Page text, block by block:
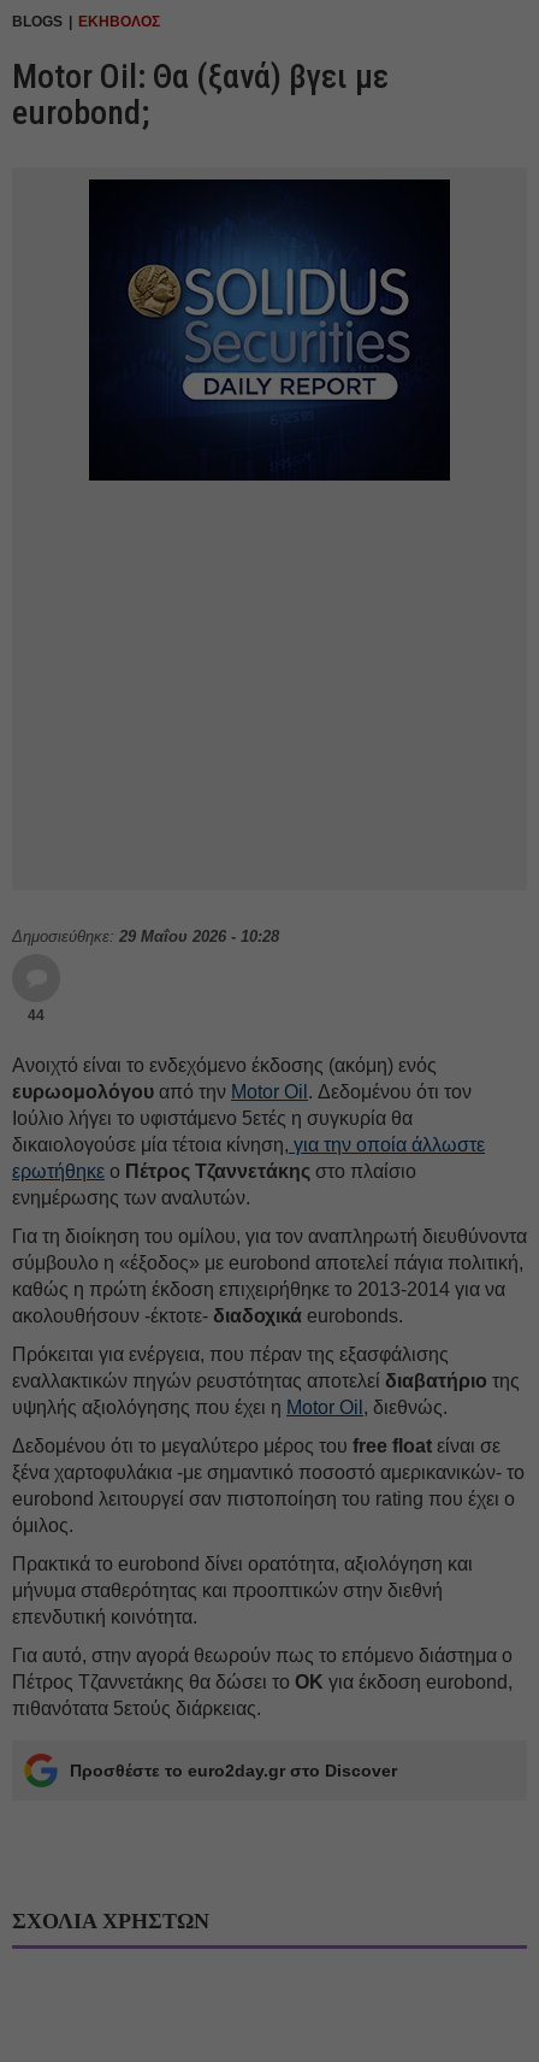
BLOGS ΕΚΗΒΟΛΟΣ
Motor Oil: Θα (ξανά) βγει με
eurobond;
Δημοσιεύθηκε: 29 Μαΐου 2026 - 10:28
44
Ανοιχτό είναι το ενδεχόμενο έκδοσης (ακόμη) ενός
ευρωομολόγου από την Motor Oil . Δεδομένου ότι τον
Ιούλιο λήγει το υφιστάμενο 5ετές η συγκυρία θα
δικαιολογούσε μία τέτοια κίνηση, για την οποία άλλωστε
ερωτήθηκε ο Πέτρος Τζαννετάκης στο πλαίσιο
ενημέρωσης των αναλυτών.
Για τη διοίκηση του ομίλου, για τον αναπληρωτή διευθύνοντα
σύμβουλο η «έξοδος» με eurobond αποτελεί πάγια πολιτική,
καθώς η πρώτη έκδοση επιχειρήθηκε το 2013-2014 για να
ακολουθήσουν -έκτοτε- διαδοχικά eurobonds.
Πρόκειται για ενέργεια, που πέραν της εξασφάλισης
εναλλακτικών πηγών ρευστότητας αποτελεί διαβατήριο της
υψηλής αξιολόγησης που έχει η Motor Oil , διεθνώς.
Δεδομένου ότι το μεγαλύτερο μέρος του free float είναι σε
ξένα χαρτοφυλάκια -με σημαντικό ποσοστό αμερικανικών- το
eurobond λειτουργεί σαν πιστοποίηση του rating που έχει ο
όμιλος.
Πρακτικά το eurobond δίνει ορατότητα, αξιολόγηση και
μήνυμα σταθερότητας και προοπτικών στην διεθνή
επενδυτική κοινότητα.
Για αυτό, στην αγορά θεωρούν πως το επόμενο διάστημα ο
Πέτρος Τζαννετάκης θα δώσει το ΟΚ για έκδοση eurobond,
πιθανότατα 5ετούς διάρκειας.
Προσθέστε το euro2day.gr στο Discover
ΣΧΟΛΙΑ ΧΡΗΣΤΩΝ